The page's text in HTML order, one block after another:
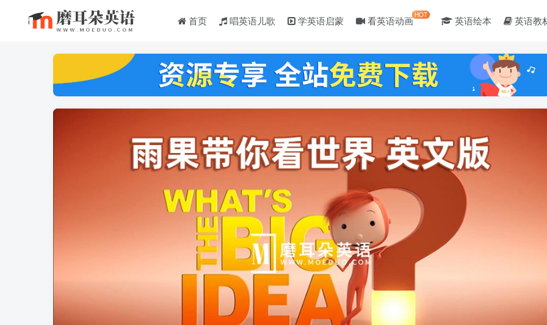
首页 唱英语儿歌 学英语启蒙 看英语动画HOT 英语绘本 英语教